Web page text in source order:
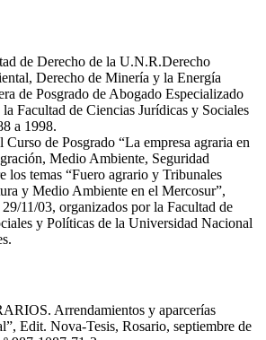
de Derecho de la U.N.R.Derecho
Derecho de Minería y la Energía
de Posgrado de Abogado Especializado
Facultad de Ciencias Jurídicas y Sociales
a 1998.
de Posgrado “La empresa agraria en
Medio Ambiente, Seguridad
los temas “Fuero agrario y Tribunales
y Medio Ambiente en el Mercosur”,
11/03, organizados por la Facultad de
y Políticas de la Universidad Nacional
Arrendamientos y aparcerías
Edit. Nova-Tesis, Rosario, septiembre de